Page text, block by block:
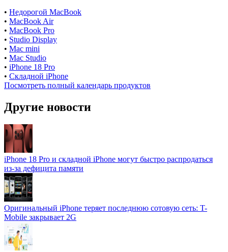
• Недорогой MacBook
• MacBook Air
• MacBook Pro
• Studio Display
• Mac mini
• Mac Studio
• iPhone 18 Pro
• Складной iPhone
Посмотреть полный календарь продуктов
Другие новости
iPhone 18 Pro и складной iPhone могут быстро распродаться
из-за дефицита памяти
Оригинальный iPhone теряет последнюю сотовую сеть: T-
Mobile закрывает 2G